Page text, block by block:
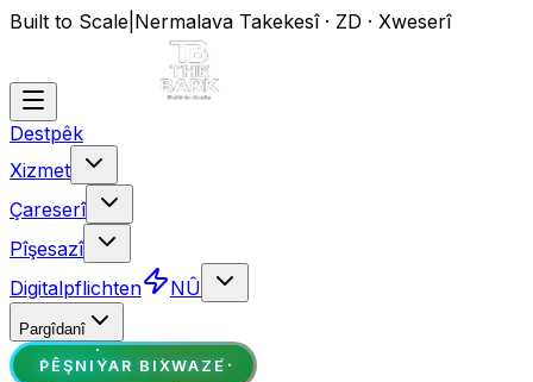
Built to Scale Nermalava Takekesî · ZD · Xweserî
Destpêk
Xizmet
Çareserî
Pîşesazî
Digitalpflichten
NÛ
Pargîdanî
PÊŞNIYAR BIXWAZE